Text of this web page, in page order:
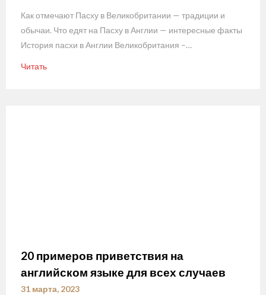
Как отмечают Пасху в Великобритании — традиции и
обычаи. Что едят на Пасху в Англии — интересные факты
История пасхи в Англии Великобритания –…
Читать
20 примеров приветствия на
английском языке для всех случаев
31 марта, 2023